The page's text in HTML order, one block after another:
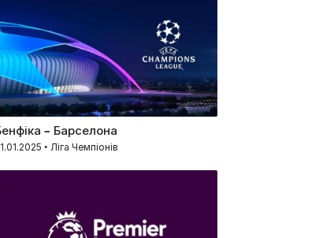
– Барселона
• Ліга Чемпіонів